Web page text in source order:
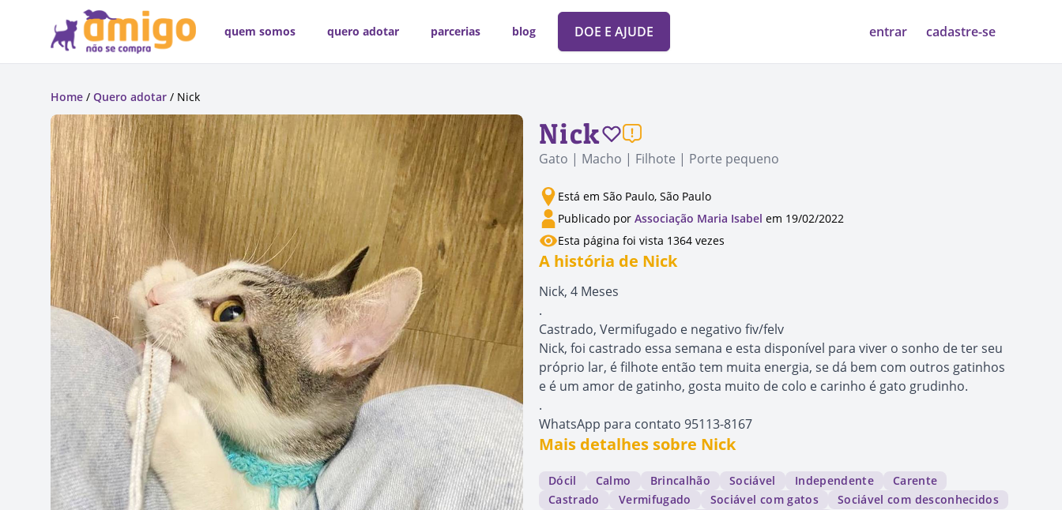
quem somos quero adotar parcerias blog DOE E AJUDE entrar cadastre-se
Home / Quero adotar / Nick
Nick
Gato | Macho | Filhote | Porte pequeno
Está em São Paulo, São Paulo
Publicado por Associação Maria Isabel em 19/02/2022
Esta página foi vista 1364 vezes
A história de Nick
Nick, 4 Meses
.
Castrado, Vermifugado e negativo fiv/felv
Nick, foi castrado essa semana e esta disponível para viver o sonho de ter seu
próprio lar, é filhote então tem muita energia, se dá bem com outros gatinhos
e é um amor de gatinho, gosta muito de colo e carinho é gato grudinho.
.
WhatsApp para contato 95113-8167
Mais detalhes sobre Nick
Dócil Calmo Brincalhão Sociável Independente
Carente
Castrado
Vermifugado Sociável com gatos
Sociável com desconhecidos